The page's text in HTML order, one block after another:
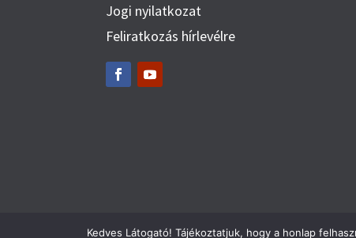
Jogi nyilatkozat
Feliratkozás hírlevélre
Kedves Látogató! Tájékoztatjuk, hogy a honlap